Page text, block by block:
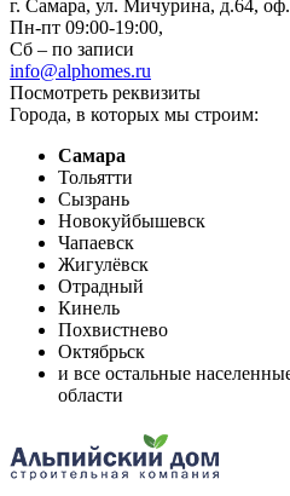
г. Самара, ул. Мичурина, д.64,
Пн-пт 09:00-19:00,
Сб – по записи
info@alphomes.ru
Посмотреть реквизиты
Города, в которых мы строим:
Самара
Тольятти
Сызрань
Новокуйбышевск
Чапаевск
Жигулёвск
Отрадный
Кинель
Похвистнево
Октябрьск
и все остальные
области